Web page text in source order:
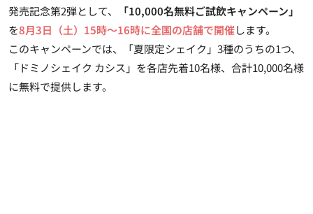
発売記念第2弾として、
「10,000名無料ご試飲キャンペーン」
を8月3日（土）15時～16時に全国の店舗で開催します。
このキャンペーンでは、「夏限定シェイク」3種のうちの1つ、
「ドミノシェイク カシス」を各店先着10名様、合計10,000名様
に無料で提供します。